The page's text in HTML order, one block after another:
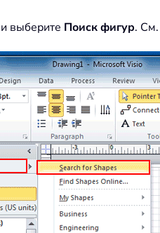
и выберите Поиск фигур.